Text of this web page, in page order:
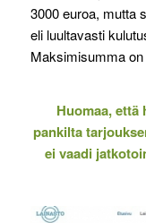
3000 euroa, mutta
eli luultavasti
Maksimisumma
Huomaa, että
pankilta
ei vaadi